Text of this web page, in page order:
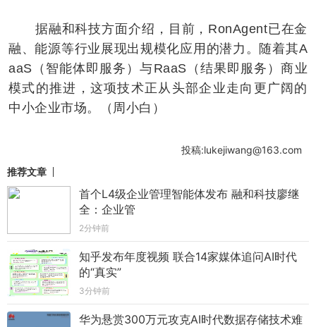
据融和科技方面介绍，目前，RonAgent已在金
融、能源等行业展现出规模化应用的潜力。随着其A
aaS（智能体即服务）与RaaS（结果即服务）商业
模式的推进，这项技术正从头部企业走向更广阔的
中小企业市场。（周小白）
投稿:lukejiwang@163.com
推荐文章
首个L4级企业管理智能体发布 融和科技廖继
全：企业管
2分钟前
知乎发布年度视频 联合14家媒体追问AI时代
的“真实”
3分钟前
华为悬赏300万元攻克AI时代数据存储技术难